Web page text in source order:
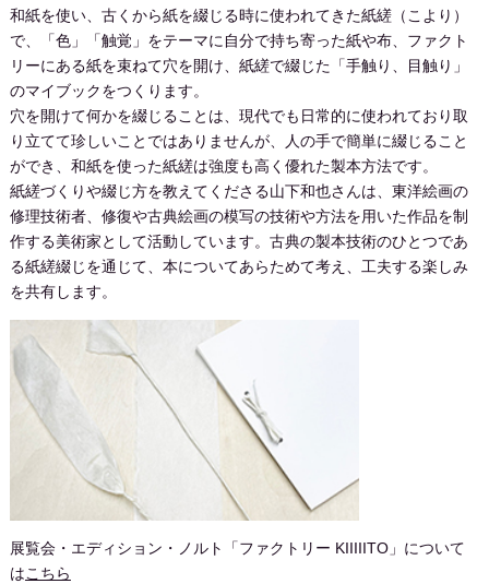
和紙を使い、古くから紙を綴じる時に使われてきた紙縒（こより）
で、「色」「触覚」をテーマに自分で持ち寄った紙や布、ファクト
リーにある紙を束ねて穴を開け、紙縒で綴じた「手触り、目触り」
のマイブックをつくります。
穴を開けて何かを綴じることは、現代でも日常的に使われており取
り立てて珍しいことではありませんが、人の手で簡単に綴じること
ができ、和紙を使った紙縒は強度も高く優れた製本方法です。
紙縒づくりや綴じ方を教えてくださる山下和也さんは、東洋絵画の
修理技術者、修復や古典絵画の模写の技術や方法を用いた作品を制
作する美術家として活動しています。古典の製本技術のひとつであ
る紙縒綴じを通じて、本についてあらためて考え、工夫する楽しみ
を共有します。
展覧会・エディション・ノルト「ファクトリー KIIIIITO」について
はこちら